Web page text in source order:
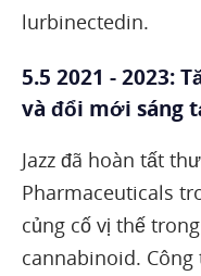
lurbinectedin.
5.5 2021 - 2023:
và đổi mới sáng
Jazz đã hoàn tất
Pharmaceuticals
củng cố vị thế
cannabinoid.